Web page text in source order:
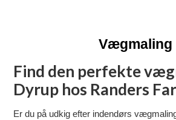
Vægmaling
Find den perfekte
Dyrup hos Randers
Er du på udkig efter indendørs